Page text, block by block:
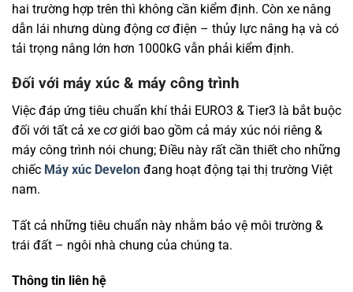
hai trường hợp trên thì không cần kiểm định. Còn xe nâng
dẫn lái nhưng dùng động cơ điện – thủy lực nâng hạ và có
tải trọng nâng lớn hơn 1000kG vẫn phải kiểm định.
Đối với máy xúc & máy công trình
Việc đáp ứng tiêu chuẩn khí thải EURO3 & Tier3 là bắt buộc
đối với tất cả xe cơ giới bao gồm cả máy xúc nói riêng &
máy công trình nói chung; Điều này rất cần thiết cho những
chiếc Máy xúc Develon đang hoạt động tại thị trường Việt
nam.
Tất cả những tiêu chuẩn này nhằm bảo vệ môi trường &
trái đất – ngôi nhà chung của chúng ta.
Thông tin liên hệ